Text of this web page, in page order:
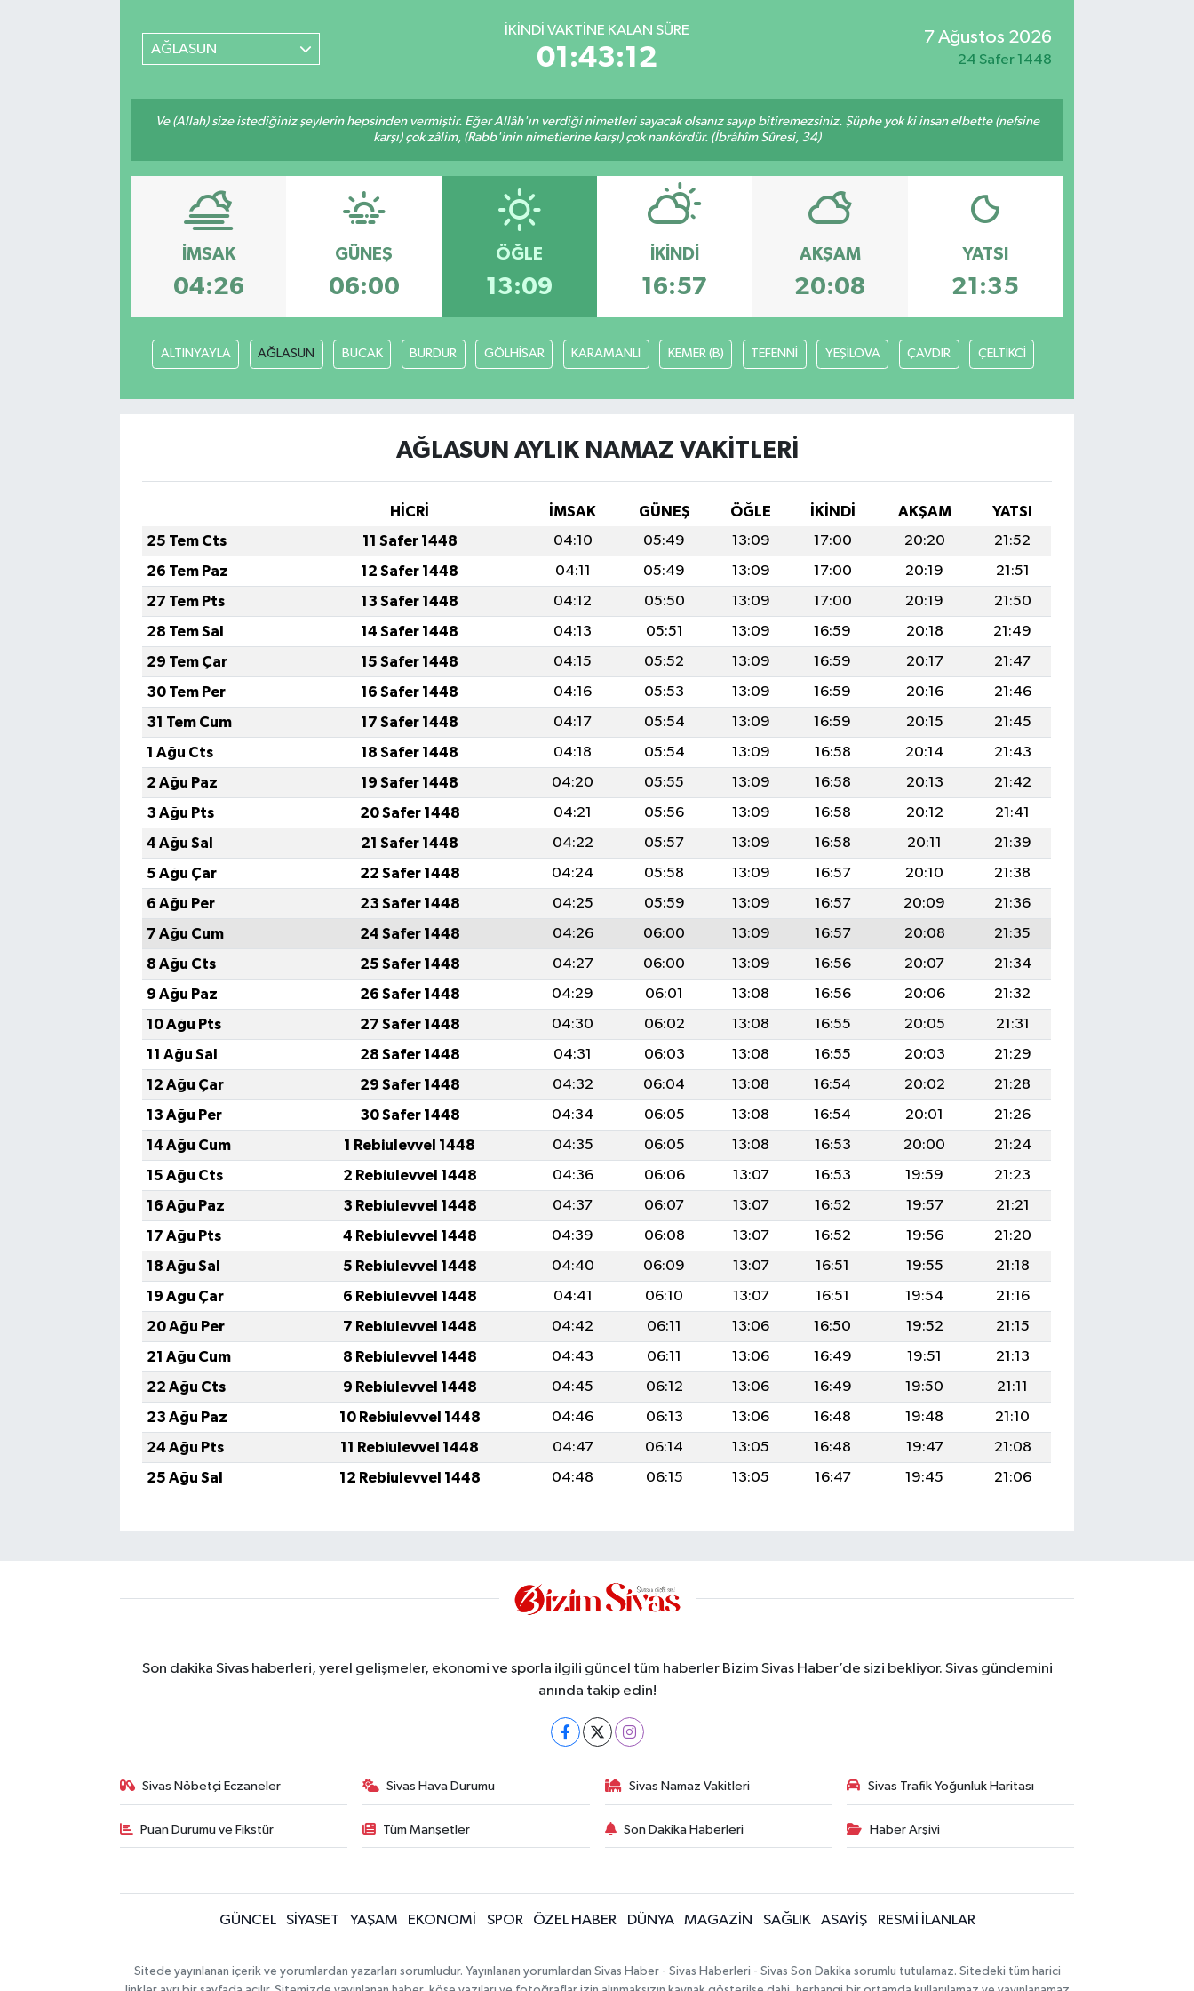
AĞLASUN
İKINDI VAKTINE KALAN SÜRE
01:43:11
7 Ağustos 2026
24 Safer 1448
Ve (Allah) size istediğiniz şeylerin hepsinden vermiştir. Eğer Allâh'ın verdiği nimetleri sayacak olsanız sayıp bitiremezsiniz. Şüphe yok ki insan elbette (nefsine
karşı) çok zâlim, (Rabb'inin nimetlerine karşı) çok nankördür. (İbrâhîm Sûresi, 34)
İMSAK
04:26
GÜNEŞ
06:00
ÖĞLE
13:09
İKINDI
16:57
AKŞAM
20:08
YATSI
21:35
ALTINYAYLA AĞLASUN BUCAK BURDUR GÖLHİSAR KARAMANLI KEMER (B) TEFENNİ YEŞİLOVA ÇAVDIR ÇELTİKCİ
AĞLASUN AYLIK NAMAZ VAKITLERI
HİCRİ İMSAK GÜNEŞ ÖĞLE İKINDI AKŞAM
YATSI
25 Tem Cts
11 Safer 1448 04:10 05:49 13:09 17:00 20:20
21:52
26 Tem Paz
12 Safer 1448 04:11 05:49 13:09 17:00 20:19
21:51
27 Tem Pts
13 Safer 1448 04:12 05:50 13:09 17:00 20:19
21:50
28 Tem Sal
14 Safer 1448 04:13 05:51 13:09 16:59 20:18
21:49
29 Tem Çar
15 Safer 1448 04:15 05:52 13:09 16:59 20:17
21:47
30 Tem Per
16 Safer 1448 04:16 05:53 13:09 16:59 20:16
21:46
31 Tem Cum
17 Safer 1448 04:17 05:54 13:09 16:59 20:15
21:45
1 Ağu Cts
18 Safer 1448 04:18 05:54 13:09 16:58 20:14
21:43
2 Ağu Paz
19 Safer 1448 04:20 05:55 13:09 16:58 20:13
21:42
3 Ağu Pts
20 Safer 1448 04:21 05:56 13:09 16:58 20:12
21:41
4 Ağu Sal
21 Safer 1448 04:22 05:57 13:09 16:58 20:11
21:39
5 Ağu Çar
22 Safer 1448 04:24 05:58 13:09 16:57 20:10
21:38
6 Ağu Per
23 Safer 1448 04:25 05:59 13:09 16:57 20:09
21:36
7 Ağu Cum
24 Safer 1448 04:26 06:00 13:09 16:57 20:08
21:35
8 Ağu Cts
25 Safer 1448 04:27 06:00 13:09 16:56 20:07
21:34
9 Ağu Paz
26 Safer 1448 04:29 06:01 13:08 16:56 20:06
21:32
10 Ağu Pts
27 Safer 1448 04:30 06:02 13:08 16:55 20:05
21:31
11 Ağu Sal
28 Safer 1448 04:31 06:03 13:08 16:55 20:03
21:29
12 Ağu Çar
29 Safer 1448 04:32 06:04 13:08 16:54 20:02
21:28
13 Ağu Per
30 Safer 1448 04:34 06:05 13:08 16:54 20:01
21:26
14 Ağu Cum
1 Rebiulevvel 1448 04:35 06:05 13:08 16:53 20:00
21:24
15 Ağu Cts
2 Rebiulevvel 1448 04:36 06:06 13:07 16:53 19:59
21:23
16 Ağu Paz
3 Rebiulevvel 1448 04:37 06:07 13:07 16:52 19:57
21:21
17 Ağu Pts
4 Rebiulevvel 1448 04:39 06:08 13:07 16:52 19:56
21:20
18 Ağu Sal
5 Rebiulevvel 1448 04:40 06:09 13:07 16:51 19:55
21:18
19 Ağu Çar
6 Rebiulevvel 1448 04:41 06:10 13:07 16:51 19:54
21:16
20 Ağu Per
7 Rebiulevvel 1448 04:42 06:11 13:06 16:50 19:52
21:15
21 Ağu Cum
8 Rebiulevvel 1448 04:43 06:11 13:06 16:49 19:51
21:13
22 Ağu Cts
9 Rebiulevvel 1448 04:45 06:12 13:06 16:49 19:50
21:11
23 Ağu Paz
10 Rebiulevvel 1448 04:46 06:13 13:06 16:48 19:48
21:10
24 Ağu Pts
11 Rebiulevvel 1448 04:47 06:14 13:05 16:48 19:47
21:08
25 Ağu Sal
12 Rebiulevvel 1448 04:48 06:15 13:05 16:47 19:45 21:06
Son dakika Sivas haberleri, yerel gelişmeler, ekonomi ve sporla ilgili güncel tüm haberler Bizim Sivas Haber’de sizi bekliyor. Sivas gündemini
anında takip edin!
Sivas Nöbetçi Eczaneler Sivas Hava Durumu Sivas Namaz Vakitleri Sivas Trafik Yoğunluk Haritası
Puan Durumu ve Fikstür Tüm Manşetler Son Dakika Haberleri Haber Arşivi
GÜNCEL SİYASET YAŞAM EKONOMİ SPOR ÖZEL HABER DÜNYA MAGAZİN SAĞLIK ASAYİŞ RESMİ İLANLAR
Sitede yayınlanan içerik ve yorumlardan yazarları sorumludur. Yayınlanan yorumlardan Sivas Haber - Sivas Haberleri - Sivas Son Dakika sorumlu tutulamaz. Sitedeki tüm harici
RESMİ İLANLAR
SOSYAL YARDIMLAR